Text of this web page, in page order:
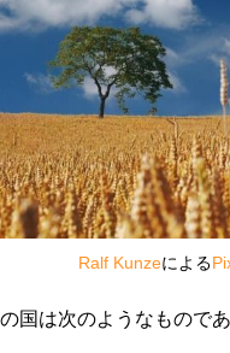
Ralf Kunzeによる
国は次のようなもので